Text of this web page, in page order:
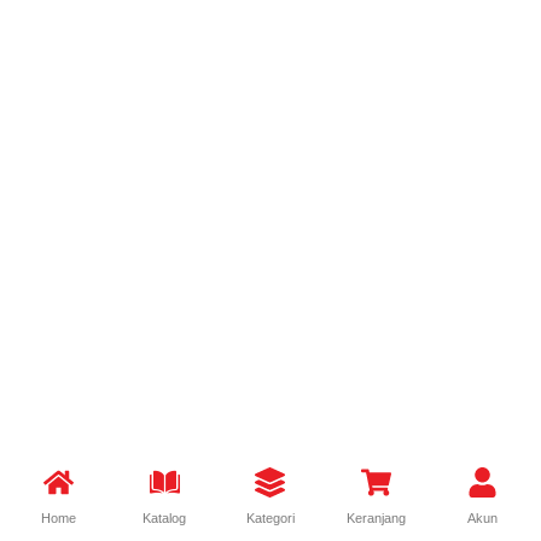
Home Katalog Kategori Keranjang Akun